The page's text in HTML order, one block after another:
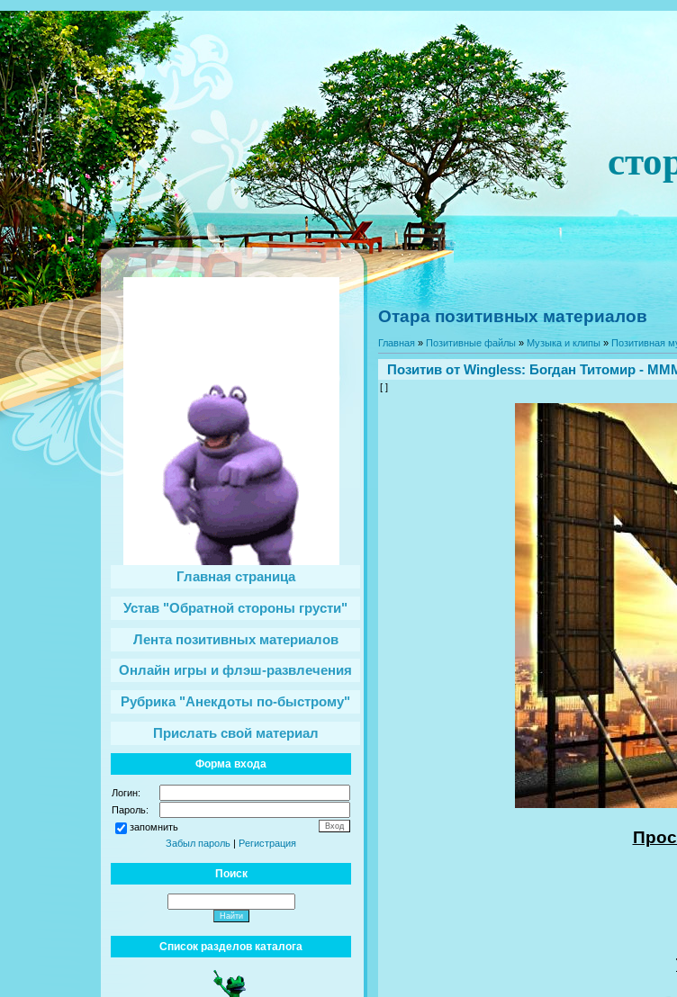
Главная страница
Устав "Обратной стороны грусти"
Лента позитивных материалов
Онлайн игры и флэш-развлечения
Рубрика "Анекдоты по-быстрому"
Прислать свой материал
Форма входа
Логин:
Пароль:
запомнить
Забыл пароль | Регистрация
Поиск
Список разделов каталога
Отара позитивных материалов
Главная » Позитивные файлы » Музыка и клипы » Позитивная
Позитив от Wingless: Богдан Титомир -
[ ]